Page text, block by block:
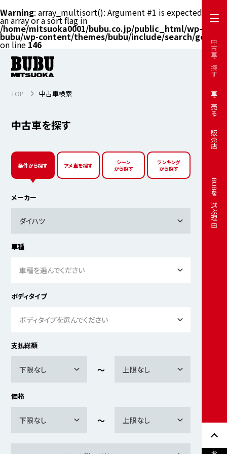
Warning: array_multisort(): Argument #1 is expected to be
an array or a sort flag in
/home/mitsuoka0001/bubu.co.jp/public_html/wp-
bubu/wp-content/themes/bubu/include/search/get.php
on line 146 中古車を探す
車を売る
販売店
BUBUを選ぶ理由
中古車を探す
TOP 中古車検索
条件から探す アメ車を探す
シーン
から探す
ランキング
から探す
メーカー
ダイハツ
車種
車種を選んでください
ボディタイプ
ボディタイプを選んでください
支払総額
下限なし 上限なし
価格
下限なし 上限なし